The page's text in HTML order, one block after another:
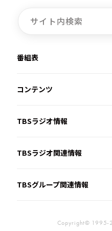
番組表
コンテンツ
TBSラジオ情報
TBSラジオ関連情報
TBSグループ関連情報
Copyright© 1995-